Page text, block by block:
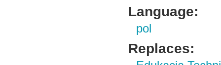
Language:
pol
Replaces: